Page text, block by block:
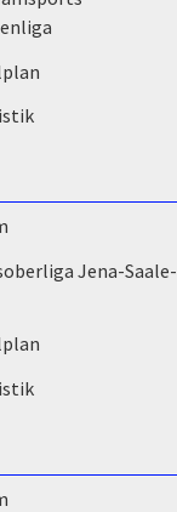
Jena-Saale-